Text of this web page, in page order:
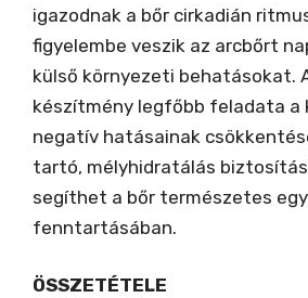
igazodnak a bőr cirkadián
figyelembe veszik az arcbőrt
külső környezeti behatásokat.
készítmény legfőbb feladata a
negatív hatásainak
tartó, mélyhidratálás
segíthet a bőr természetes
fenntartásában.
ÖSSZETÉTELE